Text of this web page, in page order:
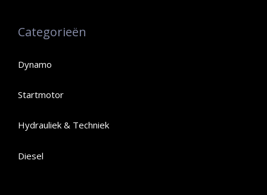
Categorieën
Dynamo
Startmotor
Hydrauliek & Techniek
Diesel